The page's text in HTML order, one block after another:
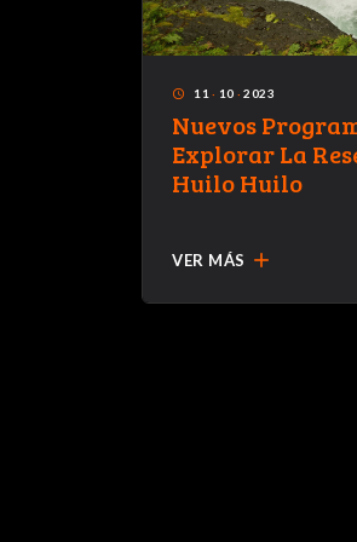
access_time 11 · 10 · 2023
Nuevos
Explorar La
Huilo Huilo
VER MÁS add